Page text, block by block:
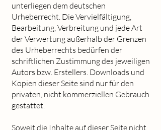
unterliegen dem deutschen
Urheberrecht. Die Vervielfältigung,
Bearbeitung, Verbreitung und jede Art
der Verwertung außerhalb der Grenzen
des Urheberrechts bedürfen der
schriftlichen Zustimmung des jeweiligen
Autors bzw. Erstellers. Downloads und
Kopien dieser Seite sind nur für den
privaten, nicht kommerziellen Gebrauch
gestattet.
Soweit die Inhalte auf dieser Seite nicht